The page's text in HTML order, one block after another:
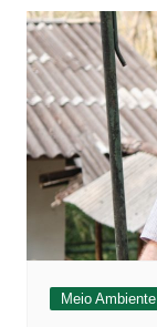
Meio Ambiente